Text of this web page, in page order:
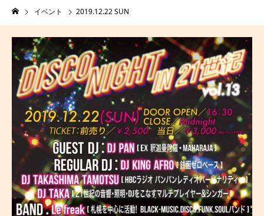
イベント 2019.12.22 SUN